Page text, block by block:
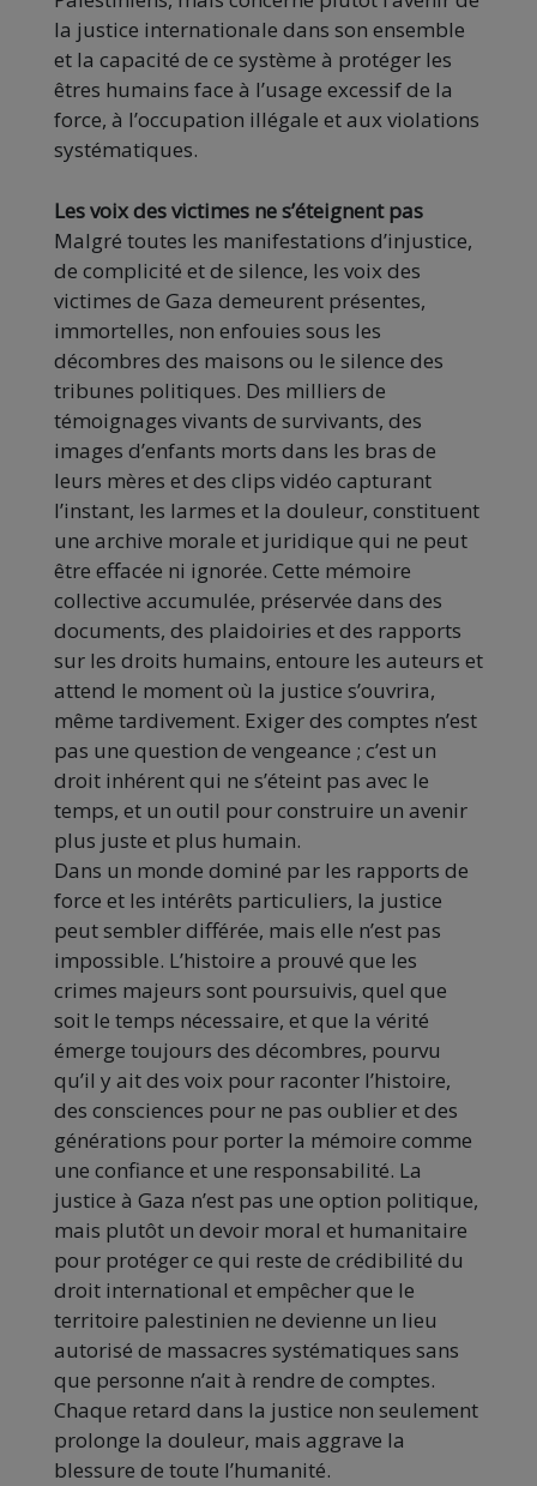
la justice internationale dans son ensemble
et la capacité de ce système à protéger les
êtres humains face à l’usage excessif de la
force, à l’occupation illégale et aux violations
systématiques.
Les voix des victimes ne s’éteignent pas
Malgré toutes les manifestations d’injustice,
de complicité et de silence, les voix des
victimes de Gaza demeurent présentes,
immortelles, non enfouies sous les
décombres des maisons ou le silence des
tribunes politiques. Des milliers de
témoignages vivants de survivants, des
images d’enfants morts dans les bras de
leurs mères et des clips vidéo capturant
l’instant, les larmes et la douleur, constituent
une archive morale et juridique qui ne peut
être effacée ni ignorée. Cette mémoire
collective accumulée, préservée dans des
documents, des plaidoiries et des rapports
sur les droits humains, entoure les auteurs et
attend le moment où la justice s’ouvrira,
même tardivement. Exiger des comptes n’est
pas une question de vengeance ; c’est un
droit inhérent qui ne s’éteint pas avec le
temps, et un outil pour construire un avenir
plus juste et plus humain.
Dans un monde dominé par les rapports de
force et les intérêts particuliers, la justice
peut sembler différée, mais elle n’est pas
impossible. L’histoire a prouvé que les
crimes majeurs sont poursuivis, quel que
soit le temps nécessaire, et que la vérité
émerge toujours des décombres, pourvu
qu’il y ait des voix pour raconter l’histoire,
des consciences pour ne pas oublier et des
générations pour porter la mémoire comme
une confiance et une responsabilité. La
justice à Gaza n’est pas une option politique,
mais plutôt un devoir moral et humanitaire
pour protéger ce qui reste de crédibilité du
droit international et empêcher que le
territoire palestinien ne devienne un lieu
autorisé de massacres systématiques sans
que personne n’ait à rendre de comptes.
Chaque retard dans la justice non seulement
prolonge la douleur, mais aggrave la
blessure de toute l’humanité.